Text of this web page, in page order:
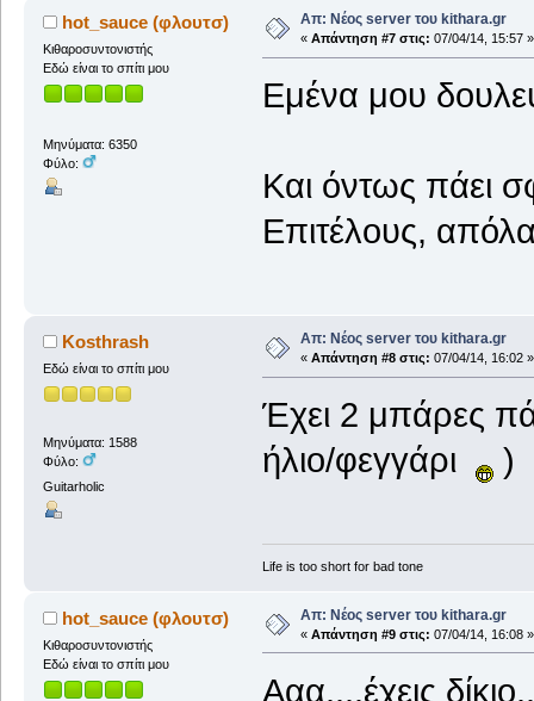
hot_sauce (φλουτσ)
Κιθαροσυντονιστής
Εδώ είναι το σπίτι μου
Μηνύματα: 6350
Φύλο:
Απ: Νέος server του kithara.gr
« Απάντηση #7 στις: 07/04/14, 15:57 »
Εμένα μου
Και όντως πάει
Επιτέλους,
Kosthrash
Εδώ είναι το σπίτι μου
Μηνύματα: 1588
Φύλο:
Guitarholic
Απ: Νέος server του kithara.gr
« Απάντηση #8 στις: 07/04/14, 16:02 »
Έχει 2 μπάρες
ήλιο/φεγγάρι
)
Life is too short for bad tone
hot_sauce (φλουτσ)
Κιθαροσυντονιστής
Εδώ είναι το σπίτι μου
Απ: Νέος server του kithara.gr
« Απάντηση #9 στις: 07/04/14, 16:08 »
Ααα....έχεις